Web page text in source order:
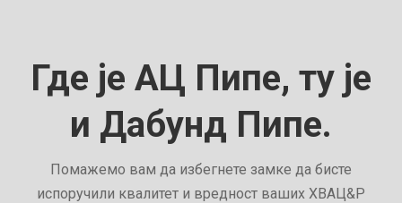
Где је АЦ Пипе, ту је
и Дабунд Пипе.
Помажемо вам да избегнете замке да бисте
испоручили квалитет и вредност ваших ХВАЦ&Р